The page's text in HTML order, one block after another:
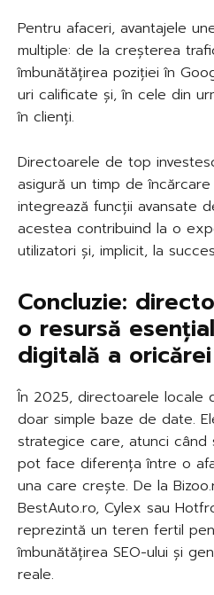
Pentru afaceri, avantajele
multiple: de la creșterea
îmbunătățirea poziției în
uri calificate și, în cele din
în clienți.
Directoarele de top
asigură un timp de
integrează funcții avansate
acestea contribuind la o
utilizatori și, implicit, la
Concluzie:
o resursă
digitală a
În 2025, directoarele locale
doar simple baze de date.
strategice care, atunci când
pot face diferența între o
una care crește. De la
BestAuto.ro, Cylex sau
reprezintă un teren fertil
îmbunătățirea SEO-ului și
reale.